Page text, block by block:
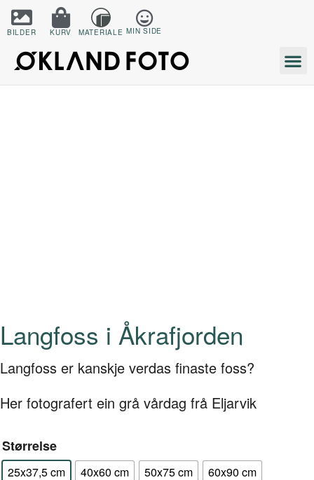
BILDER KURV MATERIALE MIN SIDE
Langfoss i Åkrafjorden
Langfoss er kanskje verdas finaste foss?
Her fotografert ein grå vårdag frå Eljarvik
Størrelse
25x37,5 cm 40x60 cm 50x75 cm
60x90 cm